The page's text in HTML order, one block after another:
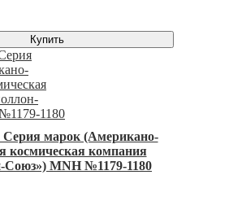
Купить
марок (Американо-
космическая компания
Союз») MNH №1179-1180